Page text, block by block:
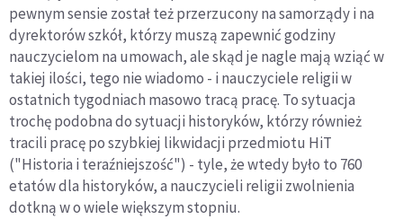
pewnym sensie został też przerzucony na samorządy i na
dyrektorów szkół, którzy muszą zapewnić godziny
nauczycielom na umowach, ale skąd je nagle mają wziąć w
takiej ilości, tego nie wiadomo - i nauczyciele religii w
ostatnich tygodniach masowo tracą pracę. To sytuacja
trochę podobna do sytuacji historyków, którzy również
tracili pracę po szybkiej likwidacji przedmiotu HiT
("Historia i teraźniejszość") - tyle, że wtedy było to 760
etatów dla historyków, a nauczycieli religii zwolnienia
dotkną w o wiele większym stopniu.